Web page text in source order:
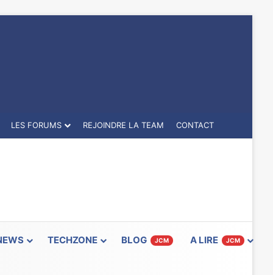
LES FORUMS REJOINDRE LA TEAM CONTACT
TECHZONE BLOG JCM A LIRE JCM